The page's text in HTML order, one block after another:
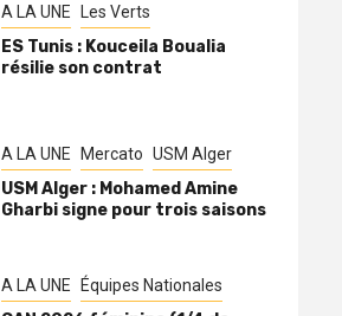
A LA UNE Les Verts
ES Tunis : Kouceila Boualia
résilie son contrat
A LA UNE Mercato USM Alger
USM Alger : Mohamed Amine
Gharbi signe pour trois saisons
A LA UNE Équipes Nationales